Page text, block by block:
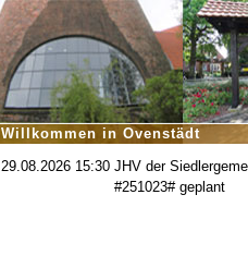
Willkommen in Ovenstädt
29.08.2026 15:30 JHV der
#251023# geplant